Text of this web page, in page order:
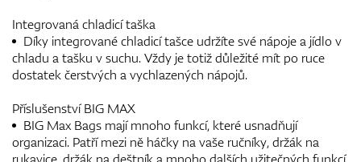
Integrovaná chladicí taška
Díky integrované chladicí tašce udržíte své nápoje a jídlo v
chladu a tašku v suchu. Vždy je totiž důležité mít po ruce
dostatek čerstvých a vychlazených nápojů.
Příslušenství BIG MAX
BIG Max Bags mají mnoho funkcí, které usnadňují
organizaci. Patří mezi ně háčky na vaše ručníky, držák na
rukavice, držák na deštník a mnoho dalších užitečných funkcí.